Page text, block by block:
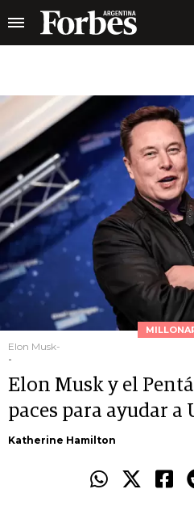
Elon Musk-
-
Elon Musk y el
paces para ayudar a
Katherine Hamilton